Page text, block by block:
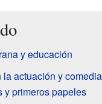
y educación
la actuación y comedia
y primeros papeles